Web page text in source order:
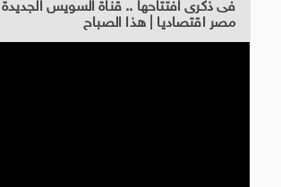
فى ذكرى افتتاحها .. قناة السويس الجديدة
مصر اقتصاديا | هذا الصباح